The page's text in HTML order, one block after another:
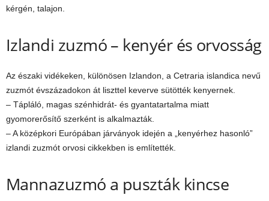
kérgén, talajon.
Izlandi zuzmó – kenyér és orvosság
Az északi vidékeken, különösen Izlandon, a Cetraria islandica nevű
zuzmót évszázadokon át liszttel keverve sütötték kenyernek.
– Tápláló, magas szénhidrát- és gyantatartalma miatt
gyomorerősítő szerként is alkalmazták.
– A középkori Európában járványok idején a „kenyérhez hasonló”
izlandi zuzmót orvosi cikkekben is említették.
Mannazuzmó a puszták kincse